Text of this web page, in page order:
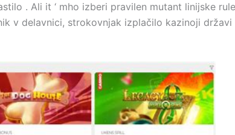
. Ali it ‘ mho izberi pravilen mutant linijske
v delavnici, strokovnjak izplačilo kazinoji